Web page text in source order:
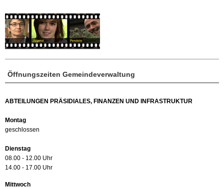
Öffnungszeiten Gemeindeverwaltung
ABTEILUNGEN PRÄSIDIALES, FINANZEN UND INFRASTRUKTUR
Montag
geschlossen
Dienstag
08.00 - 12.00 Uhr
14.00 - 17.00 Uhr
Mittwoch